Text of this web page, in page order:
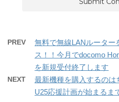
PREV
無料で無線LANルーター
ス！！今月でdocomo
を新規受付終了します
NEXT
最新機種を購入するの
U25応援計画が始まるま